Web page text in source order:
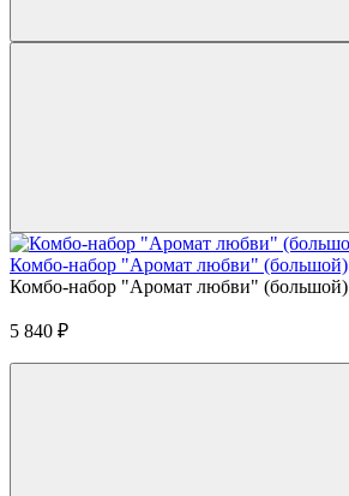
Комбо-набор "Аромат любви" (большой)
Комбо-набор "Аромат любви" (большой)
5 840 ₽